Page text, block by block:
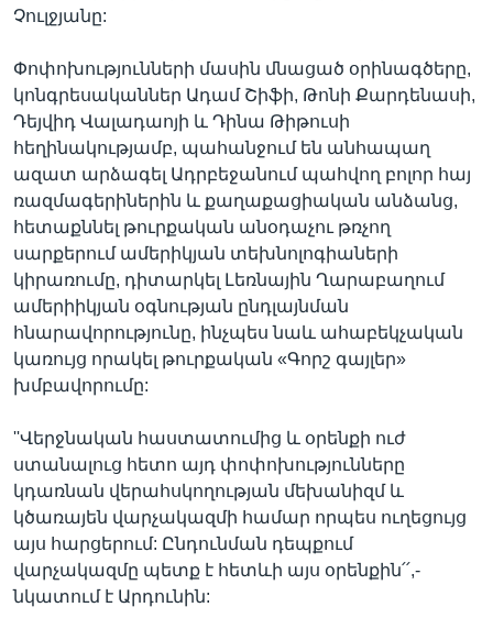
Չուլջյանը:
Փոփոխությունների մասին մնացած օրինագծերը,
կոնգրեսականներ Ադամ Շիֆի, Թոնի Քարդենասի,
Դեյվիդ Վալադաոյի և Դինա Թիթուսի
հեղինակությամբ, պահանջում են անհապաղ
ազատ արձագել Ադրբեջանում պահվող բոլոր հայ
ռազմագերիներին և քաղաքացիական անձանց,
հետաքննել թուրքական անօդաչու թռչող
սարքերում ամերիկյան տեխնոլոգիաների
կիրառումը, դիտարկել Լեռնային Ղարաբաղում
ամերիիկյան օգնության ընդլայնման
հնարավորությունը, ինչպես նաև ահաբեկչական
կառույց որակել թուրքական «Գորշ գայլեր»
խմբավորումը:
''Վերջնական հաստատումից և օրենքի ուժ
ստանալուց հետո այդ փոփոխությունները
կդառնան վերահսկողության մեխանիզմ և
կծառայեն վարչակազմի համար որպես ուղեցույց
այս հարցերում: Ընդունման դեպքում
վարչակազմը պետք է հետևի այս օրենքին՛՛,-
նկատում է Արդունին: